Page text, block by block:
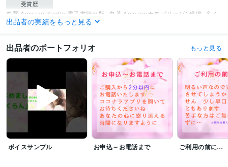
受賞歴
自署 Amazon Kindle 電子書籍出版 自著 Amazonカテゴリー1位獲得 多く
の記事を作成してきました ココナラ　レギュラーランク
ラ　販売実績50件達成
ココナラ　販売実績100件達成
ココナラ　販売実
績200件達成
ココナラ　販売実績300件達成
ココナラ　販売実績400件達
成
ココナラ　販売実績500件達成 ココナラ　販売実績600件達成
ココナ
ラ　販売実績700件達成
資格・検定
上級心理カウンセラー 取得年 : 2023年
メンタル心理カウンセラー 取得年 : 2023年
取得年 : 2020年
マイクロソフト オフィス スペシャリスト（MOS） 取得年 : 2018年
リンパケアセラピスト 取得年 : 2009年
出品者の実績をもっと見る
出品者のポートフォリオ もっと見る
ボイスサンプル お申込～お電話まで ご利用の前に…